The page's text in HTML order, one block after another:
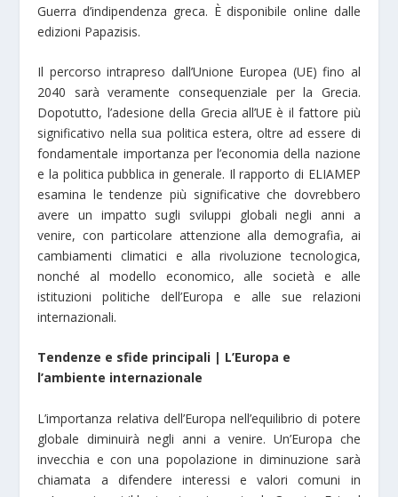
Guerra d’indipendenza greca. È disponibile online dalle
edizioni Papazisis.
Il percorso intrapreso dall’Unione Europea (UE) fino al
2040 sarà veramente consequenziale per la Grecia.
Dopotutto, l’adesione della Grecia all’UE è il fattore più
significativo nella sua politica estera, oltre ad essere di
fondamentale importanza per l’economia della nazione
e la politica pubblica in generale. Il rapporto di ELIAMEP
esamina le tendenze più significative che dovrebbero
avere un impatto sugli sviluppi globali negli anni a
venire, con particolare attenzione alla demografia, ai
cambiamenti climatici e alla rivoluzione tecnologica,
nonché al modello economico, alle società e alle
istituzioni politiche dell’Europa e alle sue relazioni
internazionali.
Tendenze e sfide principali | L’Europa e
l’ambiente internazionale
L’importanza relativa dell’Europa nell’equilibrio di potere
globale diminuirà negli anni a venire. Un’Europa che
invecchia e con una popolazione in diminuzione sarà
chiamata a difendere interessi e valori comuni in